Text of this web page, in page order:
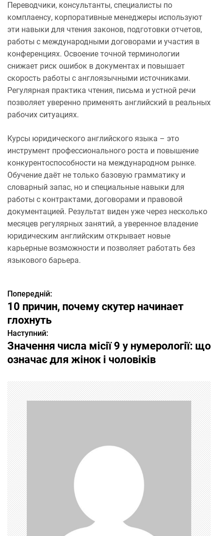
Переводчики, консультанты, специалисты по
комплаенсу, корпоративные менеджеры используют
эти навыки для чтения законов, подготовки отчетов,
работы с международными договорами и участия в
конференциях. Освоение точной терминологии
снижает риск ошибок в документах и повышает
скорость работы с англоязычными источниками.
Регулярная практика чтения, письма и устной речи
позволяет уверенно применять английский в реальных
рабочих ситуациях.
Курсы юридического английского языка – это
инструмент профессионального роста и повышение
конкурентоспособности на международном рынке.
Обучение даёт не только базовую грамматику и
словарный запас, но и специальные навыки для
работы с контрактами, договорами и правовой
документацией. Результат виден уже через несколько
месяцев регулярных занятий, а уверенное владение
юридическим английским открывает новые
карьерные возможности и позволяет работать без
языкового барьера.
Н
а
в
і
г
а
ц
і
я
з
а
п
Попередній:
10 причин, почему скутер начинает
глохнуть
Наступний:
Значення числа місії 9 у нумерології: що
означає для жінок і чоловіків